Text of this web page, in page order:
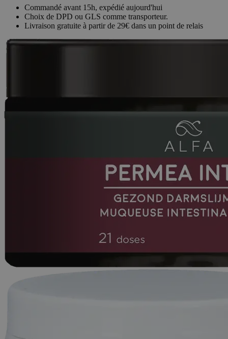
Commandé avant 15h, expédié aujourd'hui
Choix de DPD ou GLS comme transporteur.
Livraison gratuite à partir de 29€ dans un point de relais